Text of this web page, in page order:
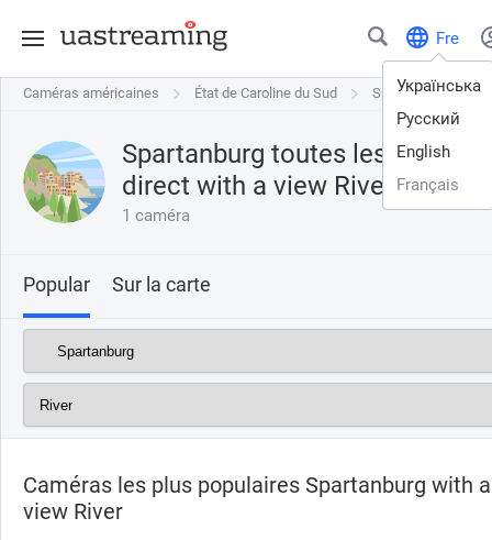
Fre
Українська
Русский
English
Français
Caméras américaines État de Caroline du Sud Spartanburg
Caméras américaines État de Caroline du Sud Spartanburg
Spartanburg toutes les
direct with a view River
1 caméra
Popular Sur la carte
Caméras les plus populaires Spartanburg with a
view River